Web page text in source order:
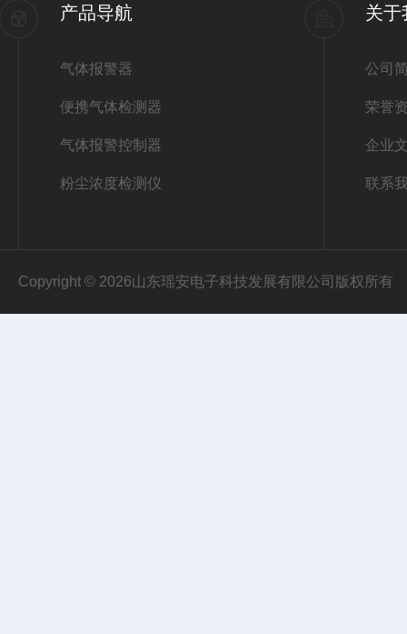
产品导航
气体报警器
便携气体检测器
气体报警控制器
粉尘浓度检测仪
关于
公司
荣誉
企业
联系
Copyright © 2026山东瑶安电子科技发展有限公司版权所有